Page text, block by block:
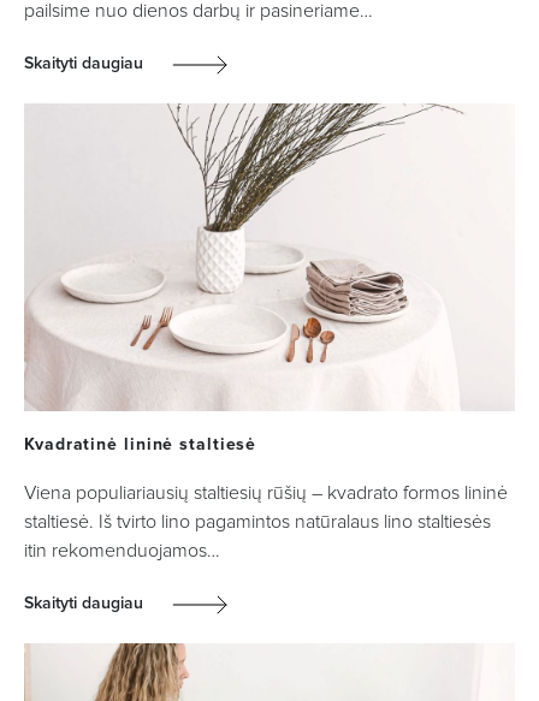
pailsime nuo dienos darbų ir pasineriame…
Skaityti daugiau
Kvadratinė lininė staltiesė
Viena populiariausių staltiesių rūšių – kvadrato formos lininė
staltiesė. Iš tvirto lino pagamintos natūralaus lino staltiesės
itin rekomenduojamos…
Skaityti daugiau